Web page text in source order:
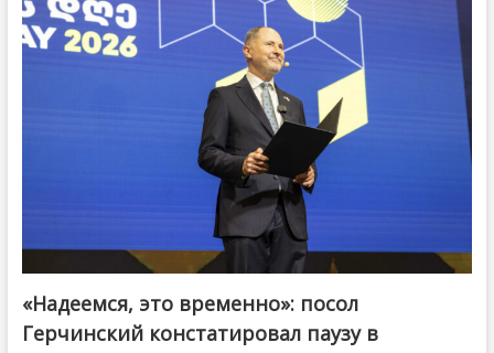
«Надеемся, это временно»: посол
Герчинский констатировал паузу в